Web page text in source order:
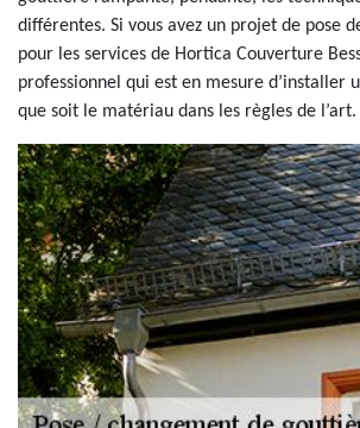
différentes. Si vous avez un projet de pose
pour les services de Hortica Couverture
professionnel qui est en mesure d’installer
que soit le matériau dans les règles de